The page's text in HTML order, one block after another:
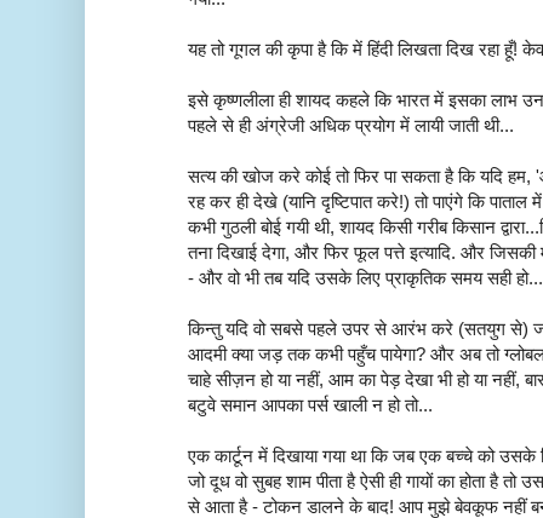
यह तो गूगल की कृपा है कि में हिंदी लिखता दिख रहा हूँ!
इसे कृष्णलीला ही शायद कहले कि भारत में इसका लाभ उन
पहले से ही अंग्रेजी अधिक प्रयोग में लायी जाती थी...
सत्य की खोज करे कोई तो फिर पा सकता है कि यदि
रह कर ही देखे (यानि दृष्टिपात करे!) तो पाएंगे कि
कभी गुठली बोई गयी थी, शायद किसी गरीब किसान
तना दिखाई देगा, और फिर फूल पत्ते इत्यादि. और
- और वो भी तब यदि उसके लिए प्राकृतिक समय सही हो...
किन्तु यदि वो सबसे पहले उपर से आरंभ करे (सतयुग से)
आदमी क्या जड़ तक कभी पहुँच पायेगा? और अब तो
चाहे सीज़न हो या नहीं, आम का पेड़ देखा भी हो या नहीं,
बटुवे समान आपका पर्स खाली न हो तो...
एक कार्टून में दिखाया गया था कि जब एक बच्चे को उसके
जो दूध वो सुबह शाम पीता है ऐसी ही गायों का होता है तो
से आता है - टोकन डालने के बाद! आप मुझे बेवकूफ नहीं